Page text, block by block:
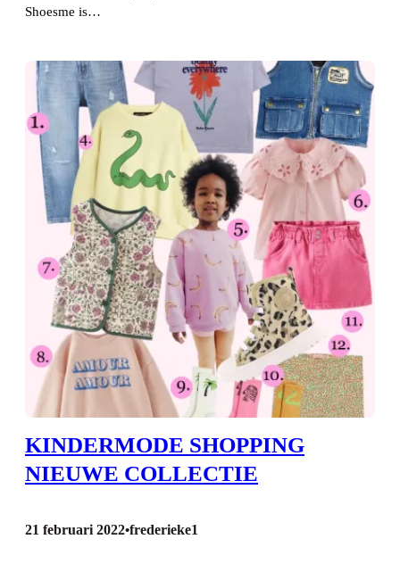
Shoesme is…
KINDERMODE SHOPPING
NIEUWE COLLECTIE
21 februari 2022•frederieke1